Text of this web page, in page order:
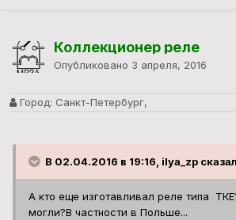
Коллекционер реле
Опубликовано 3 апреля, 2016
Город: Санкт-Петербург,
В 02.04.2016 в 19:16, ilya_zp
А кто еще изготавливал реле типа
могли?В частности в Польше...